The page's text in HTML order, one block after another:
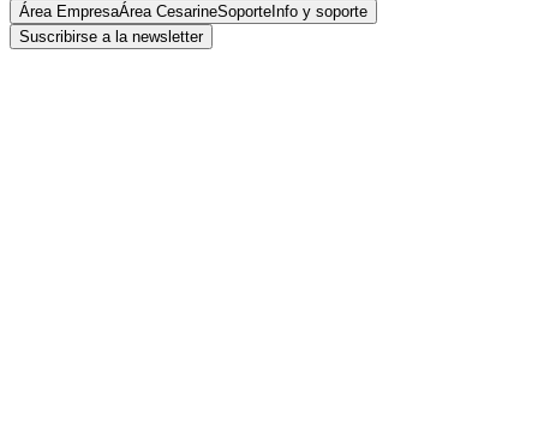
Área EmpresaÁrea CesarineSoporte Info y soporte
Suscribirse a la newsletter